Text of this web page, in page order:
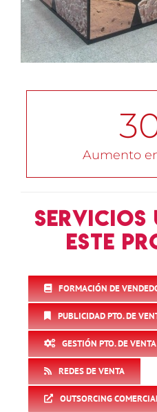
Aumento
Servicios
este
FORMACIÓN DE
PUBLICIDAD PTO. DE
GESTIÓN PTO. DE VENTA
REDES DE VENTA
OUTSORCING